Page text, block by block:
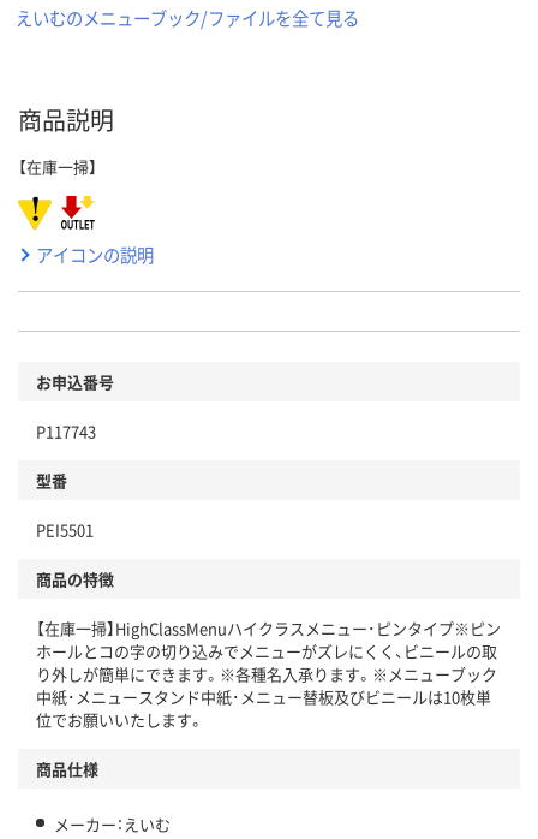
えいむのメニューブック/ファイルを全て見る
商品説明
【在庫一掃】
アイコンの説明
お申込番号
P117743
型番
PEI5501
商品の特徴
【在庫一掃】HighClassMenuハイクラスメニュー･ピンタイプ※ピン
ホールとコの字の切り込みでメニューがズレにくく、ビニールの取
り外しが簡単にできます。※各種名入承ります。※メニューブック
中紙･メニュースタンド中紙･メニュー替板及びビニールは10枚単
位でお願いいたします。
商品仕様
メーカー：えいむ